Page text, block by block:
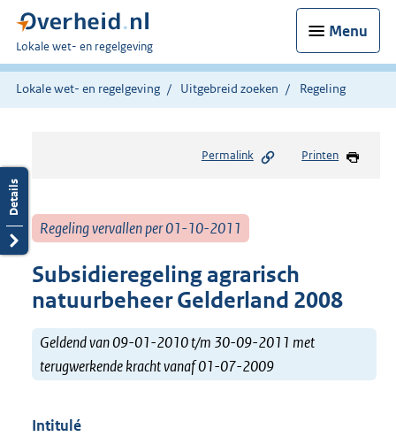
Menu
U
bent
hier:
Lokale wet- en regelgeving
Lokale wet- en regelgeving Uitgebreid zoeken Regeling
Permalink Printen
Regeling vervallen per 01-10-2011
Subsidieregeling agrarisch
natuurbeheer Gelderland 2008
Geldend van 09-01-2010 t/m 30-09-2011 met
terugwerkende kracht vanaf 01-07-2009
Intitulé